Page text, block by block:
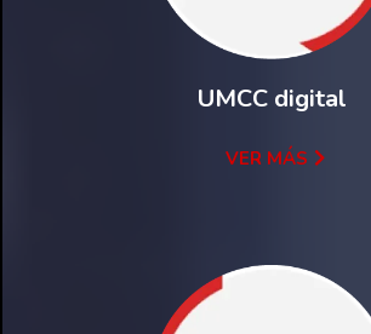
UMCC digital
VER MÁS